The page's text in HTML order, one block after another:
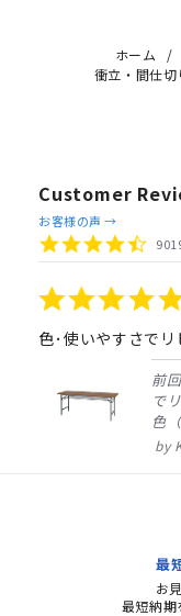
ホーム
衝立・間仕切
Customer
Reviews
carousel
4.4
star
お客様の声 →
色･使いやすさで
前
で
色
ュ
ま
質
す
よ
最
お
最短納期